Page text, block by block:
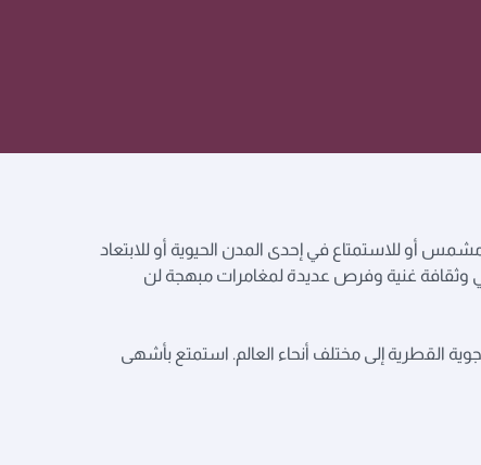
أو للاستمتاع في إحدى المدن الحيوية أو للابتعاد
وثقافة غنية وفرص عديدة لمغامرات مبهجة لن
القطرية إلى مختلف أنحاء العالم. استمتع بأشهى